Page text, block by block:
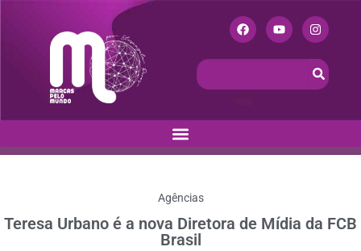
Agências
Teresa Urbano é a nova Diretora de Mídia da FCB
Brasil